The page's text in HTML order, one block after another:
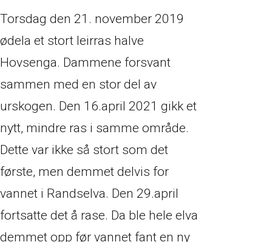
Torsdag den 21. november 2019
ødela et stort leirras halve
Hovsenga. Dammene forsvant
sammen med en stor del av
urskogen. Den 16.april 2021 gikk et
nytt, mindre ras i samme område.
Dette var ikke så stort som det
første, men demmet delvis for
vannet i Randselva. Den 29.april
fortsatte det å rase. Da ble hele elva
demmet opp før vannet fant en ny